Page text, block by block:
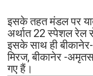
इसके तहत मंडल पर
अर्थात 22 स्पेशल रेल
इसके साथ ही बीकानेर-
मिरज, बीकानेर -
गए हैं।